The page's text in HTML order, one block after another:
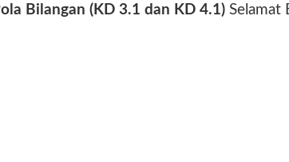
Bilangan (KD 3.1 dan KD 4.1) Selamat